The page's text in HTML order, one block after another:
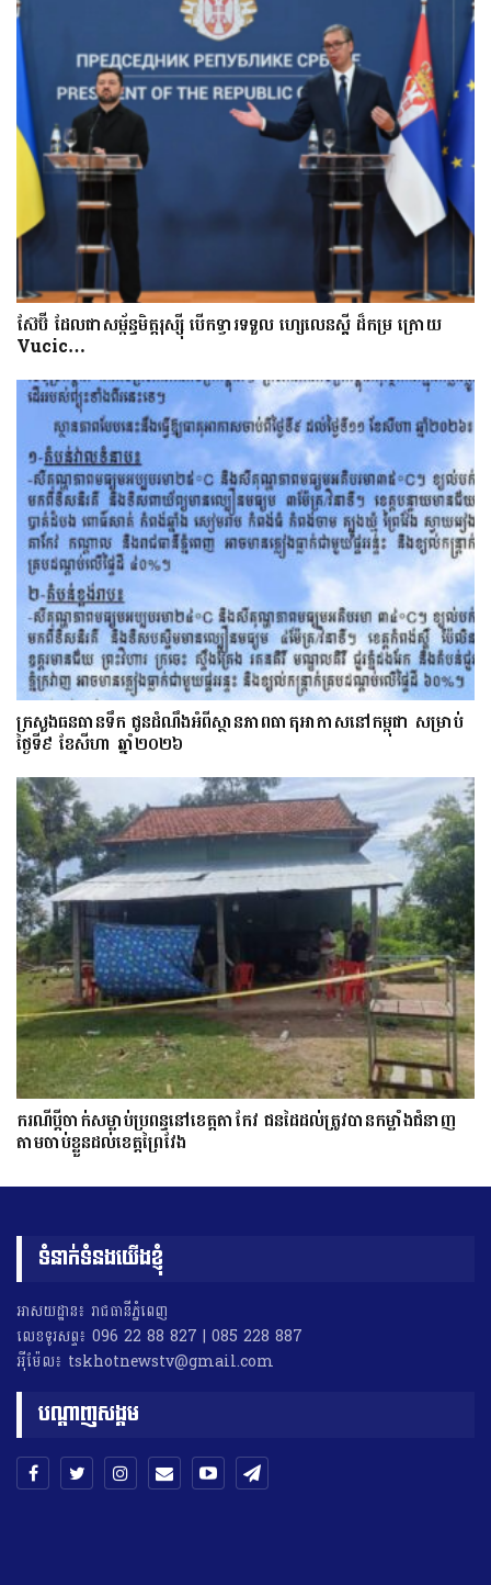
ស៊ែប៊ី​ ដែល​ជា​សម្ព័ន្ធមិត្តរុស្ស៊ី បើក​ទ្វារទទួល​ ហ្សេលេនស្គី​​ ដ៏​កម្រ ក្រោយ
Vucic…
ក្រសួងធនធានទឹក ជូនដំណឹងអំពីស្ថានភាពធាតុអាកាសនៅកម្ពុជា សម្រាប់
ថ្ងៃទី៩ ខែសីហា ឆ្នាំ២០២៦
ករណីប្ដីចាក់សម្លាប់ប្រពន្ធនៅខេត្តតាកែវ ជនដៃដល់ត្រូវបានកម្លាំងជំនាញ
តាមចាប់ខ្លួនដល់ខេត្តព្រៃវែង
ទំនាក់ទំនងយើងខ្ញុំ
អាសយដ្ឋាន៖ រាជធានីភ្នំពេញ
លេខទូរសព្ទ៖ 096 22 88 827 | 085 228 887
អុីម៉ែល៖ tskhotnewstv@gmail.com
បណ្តាញសង្គម